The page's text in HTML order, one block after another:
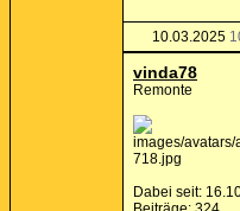
10.03.2025
vinda78
Remonte
Dabei seit: